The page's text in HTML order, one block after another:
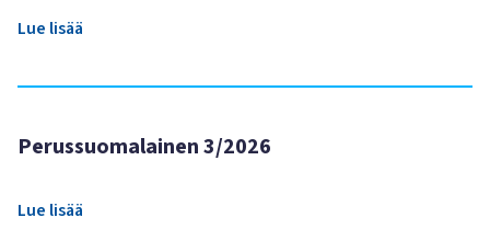
Lue lisää
Perussuomalainen 3/2026
Lue lisää